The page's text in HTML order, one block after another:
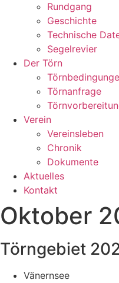
Rundgang
Geschichte
Technische
Segelrevier
Der Törn
Törnanfrage
Verein
Vereinsleben
Chronik
Dokumente
Aktuelles
Kontakt
Oktober
Törngebiet
Vänernsee